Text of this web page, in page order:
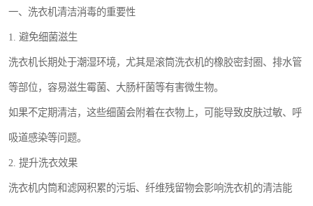
一、洗衣机清洁消毒的重要性
1. 避免细菌滋生
洗衣机长期处于潮湿环境，尤其是滚筒洗衣机的橡胶密封圈、排水管
等部位，容易滋生霉菌、大肠杆菌等有害微生物。
如果不定期清洁，这些细菌会附着在衣物上，可能导致皮肤过敏、呼
吸道感染等问题。
2. 提升洗衣效果
洗衣机内筒和滤网积累的污垢、纤维残留物会影响洗衣机的清洁能